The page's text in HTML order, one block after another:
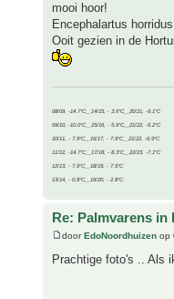
mooi hoor!
Encephalartus
Ooit gezien in de
08/09, -14.7°C__14/15, - 3.6°C__20/21, -9.1°C
09/10, -10.0°C__15/16, - 5.9°C__21/22, -5.2°C
10/11, - 7.9°C__16/17, - 7.9°C__21/22, -6.9°C
11/12, -14.7°C__17/18, - 8.3°C__22/23, -7.1°C
12/13, - 7.9°C__18/19, - 7.5°C
13/14, - 0.8°C__19/20, - 2.8°C
Re: Palmvarens in
doorEdoNoordhuizen op
Prachtige foto's .. Als